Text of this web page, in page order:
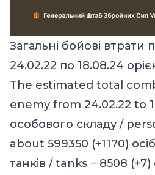
Загальні бойові втрати
24.02.22 по 18.08.24
The estimated total
enemy from 24.02.22 to
особового складу /
about 599350 (+1170)
танків / tanks ‒ 8508 (+7)